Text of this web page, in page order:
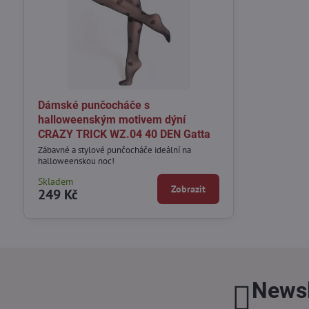
Dámské punčocháče s
halloweenským motivem dýní
CRAZY TRICK WZ.04 40 DEN Gatta
Zábavné a stylové punčocháče ideální na
halloweenskou noc!
Skladem
249 Kč Zobrazit